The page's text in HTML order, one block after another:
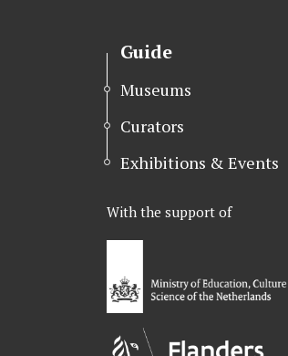
Guide
Museums
Curators
Exhibitions & Events
With the support of